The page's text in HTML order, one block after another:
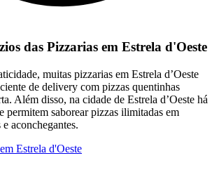
das Pizzarias em Estrela d'Oeste
muitas pizzarias em Estrela d’Oeste
de delivery com pizzas quentinhas
Além disso, na cidade de Estrela d’Oeste há
permitem saborear pizzas ilimitadas em
aconchegantes.